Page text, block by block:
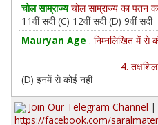
चोल साम्राज्यचोल साम्राज्य का पतन
11वीं सदी (C) 12वीं सदी (D) 9वीं सदी
Mauryan Age . निम्नलिखित में से
2.
4.
(D) इनमें से कोई नहीं
Join Our Telegram Channel |
https://facebook.com/